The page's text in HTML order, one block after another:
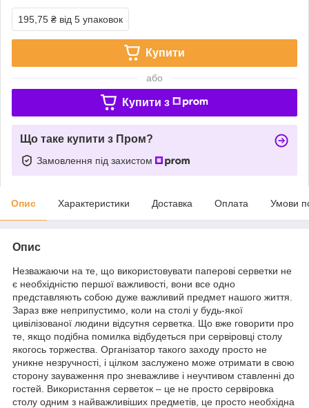
195,75 ₴ від 5 упаковок
Купити
або
Купити з
Що таке купити з Пром?
Замовлення під захистом
Опис Характеристики Доставка Оплата Умови
Опис
Незважаючи на те, що використовувати паперові серветки не
є необхідністю першої важливості, вони все одно
представляють собою дуже важливий предмет нашого життя.
Зараз вже неприпустимо, коли на столі у будь-якої
цивілізованої людини відсутня серветка. Що вже говорити про
те, якщо подібна помилка відбудеться при сервіровці столу
якогось торжества. Організатор такого заходу просто не
уникне незручності, і цілком заслужено може отримати в свою
сторону зауваження про зневажливе і неучтивом ставленні до
гостей. Використання серветок – це не просто сервіровка
столу одним з найважливіших предметів, це просто необхідна